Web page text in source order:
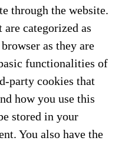
through the website.
categorized as
as they are
functionalities of
party cookies that
how you use this
stored in your
You also have the